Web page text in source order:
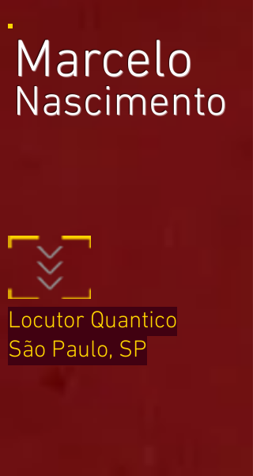
Marcelo
Nascimento
Locutor Quantico
São Paulo, SP